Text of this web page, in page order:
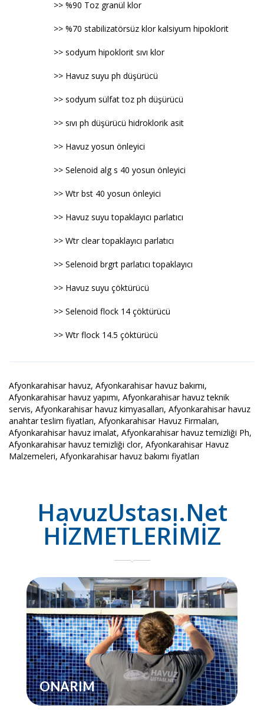
>> %90 Toz granül klor
>> %70 stabilizatörsüz klor kalsiyum hipoklorit
>> sodyum hipoklorit sıvı klor
>> Havuz suyu ph düşürücü
>> sodyum sülfat toz ph düşürücü
>> sıvı ph düşürücü hidroklorik asit
>> Havuz yosun önleyici
>> Selenoid alg s 40 yosun önleyici
>> Wtr bst 40 yosun önleyici
>> Havuz suyu topaklayıcı parlatıcı
>> Wtr clear topaklayıcı parlatıcı
>> Selenoid brgrt parlatıcı topaklayıcı
>> Havuz suyu çöktürücü
>> Selenoid flock 14 çöktürücü
>> Wtr flock 14.5 çöktürücü
Afyonkarahisar havuz, Afyonkarahisar havuz bakımı,
Afyonkarahisar havuz yapımı, Afyonkarahisar havuz teknik
servis, Afyonkarahisar havuz kimyasalları, Afyonkarahisar havuz
anahtar teslim fiyatları, Afyonkarahisar Havuz Firmaları,
Afyonkarahisar havuz imalat, Afyonkarahisar havuz temizliği Ph,
Afyonkarahisar havuz temizliği clor, Afyonkarahisar Havuz
Malzemeleri, Afyonkarahisar havuz bakımı fiyatları
HavuzUstası.Net
HİZMETLERİMİZ
ONARIM